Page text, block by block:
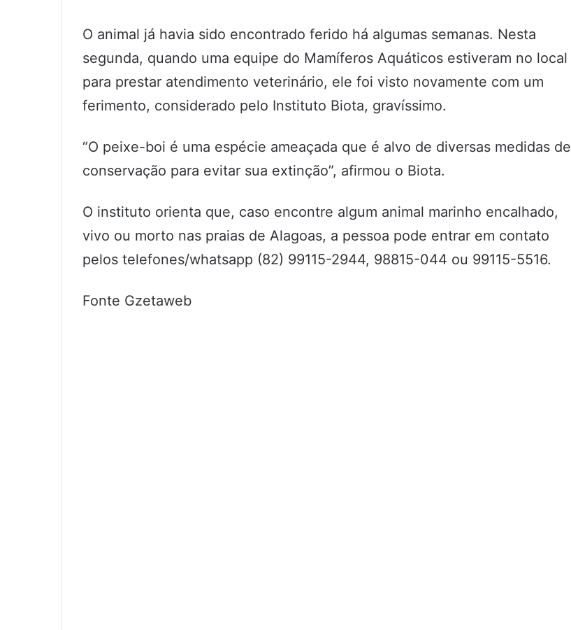
O animal já havia sido encontrado ferido há algumas semanas. Nesta
segunda, quando uma equipe do Mamíferos Aquáticos estiveram no local
para prestar atendimento veterinário, ele foi visto novamente com um
ferimento, considerado pelo Instituto Biota, gravíssimo.
“O peixe-boi é uma espécie ameaçada que é alvo de diversas medidas de
conservação para evitar sua extinção”, afirmou o Biota.
O instituto orienta que, caso encontre algum animal marinho encalhado,
vivo ou morto nas praias de Alagoas, a pessoa pode entrar em contato
pelos telefones/whatsapp (82) 99115-2944, 98815-044 ou 99115-5516.
Fonte Gzetaweb